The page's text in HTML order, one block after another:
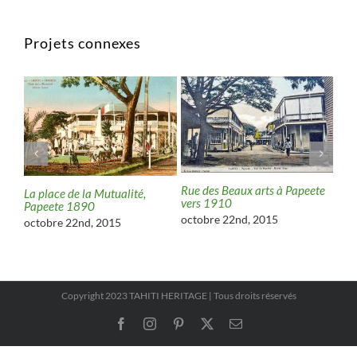
Projets connexes
La place de la Mutualité,
Papeete 1890
octobre 22nd, 2015
Rue des Beaux arts à Papeete
vers 1910
octobre 22nd, 2015
Copyright 2023 TAHITI HERITAGE | Tous droits réservés
FacebookInstagramPinterest Email